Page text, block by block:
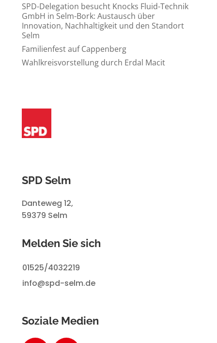
SPD-Delegation besucht Knocks Fluid-Technik
GmbH in Selm-Bork: Austausch über
Innovation, Nachhaltigkeit und den Standort
Selm
Familienfest auf Cappenberg
Wahlkreisvorstellung durch Erdal Macit
SPD Selm
Danteweg 12,
59379 Selm
Melden Sie sich
01525/4032219
info@spd-selm.de
Soziale Medien